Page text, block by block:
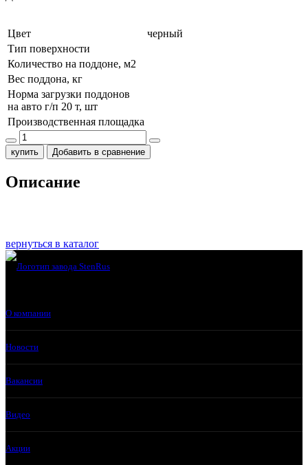
Цвет
черный
Тип поверхности
Количество на поддоне, м2
Вес поддона, кг
Норма загрузки поддонов
на авто г/п 20 т, шт
Производственная площадка
купить Добавить в сравнение
Описание
вернуться в каталог
О компании
Новости
Вакансии
Видео
Акции